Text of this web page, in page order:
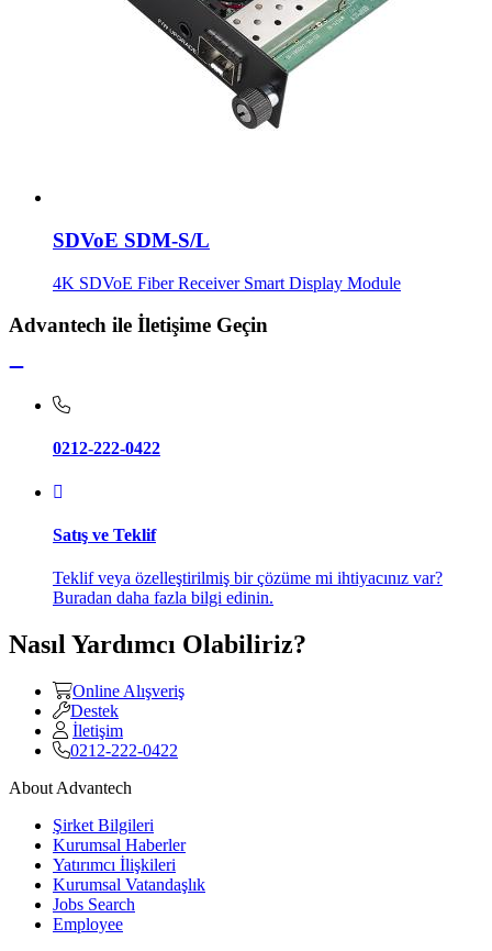
SDVoE SDM-S/L
4K SDVoE Fiber Receiver Smart Display Module
Advantech ile İletişime Geçin
0212-222-0422
Satış ve Teklif
Teklif veya özelleştirilmiş bir çözüme mi ihtiyacınız var?
Buradan daha fazla bilgi edinin.
Nasıl Yardımcı Olabiliriz?
Online Alışveriş
Destek
İletişim
0212-222-0422
About Advantech
Şirket Bilgileri
Kurumsal Haberler
Yatırımcı İlişkileri
Kurumsal Vatandaşlık
Jobs Search
Employee